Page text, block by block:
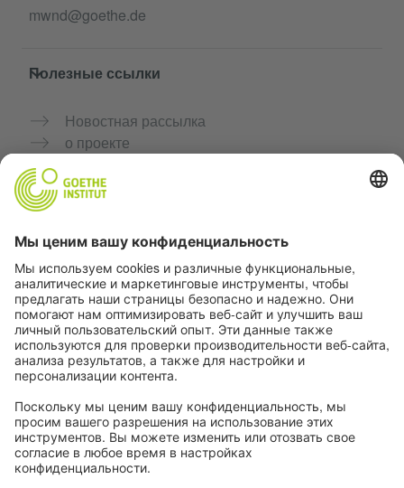
mwnd@goethe.de
Полезные ссылки
Новостная рассылка
о проекте
Сообщество «Немецкий язык для тебя»
Практикуйте немецкий бесплатно
Курсы немецкого языка от Goethe-Institut
Портал для преподавателей «Deutschstunde»
Конфиденциальность и доступность
Настройки конфиденциальности